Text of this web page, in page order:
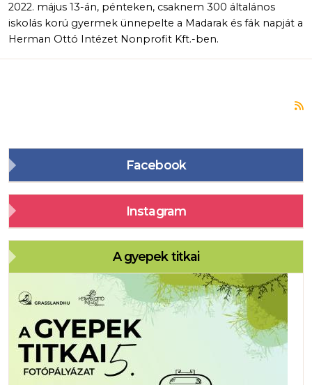
2022. május 13-án, pénteken, csaknem 300 általános
iskolás korú gyermek ünnepelte a Madarak és fák napját a
Herman Ottó Intézet Nonprofit Kft.-ben.
Facebook
Instagram
A gyepek titkai